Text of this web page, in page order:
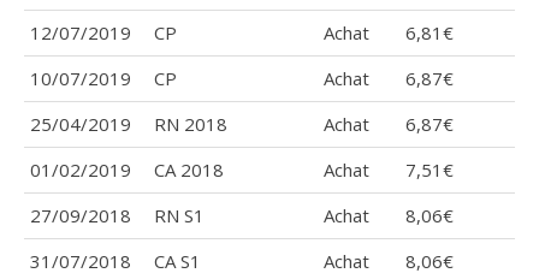
12/07/2019
CP Achat
6,81€
10/07/2019
CP Achat
6,87€
25/04/2019
RN 2018 Achat
6,87€
01/02/2019
CA 2018 Achat
7,51€
27/09/2018
RN S1 Achat
8,06€
31/07/2018
CA S1 Achat 8,06€